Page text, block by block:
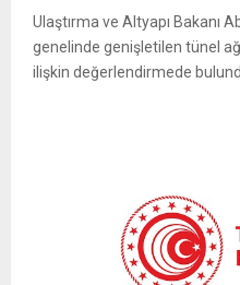
Ulaştırma ve Altyapı Bakanı
genelinde genişletilen tünel
ilişkin değerlendirmede